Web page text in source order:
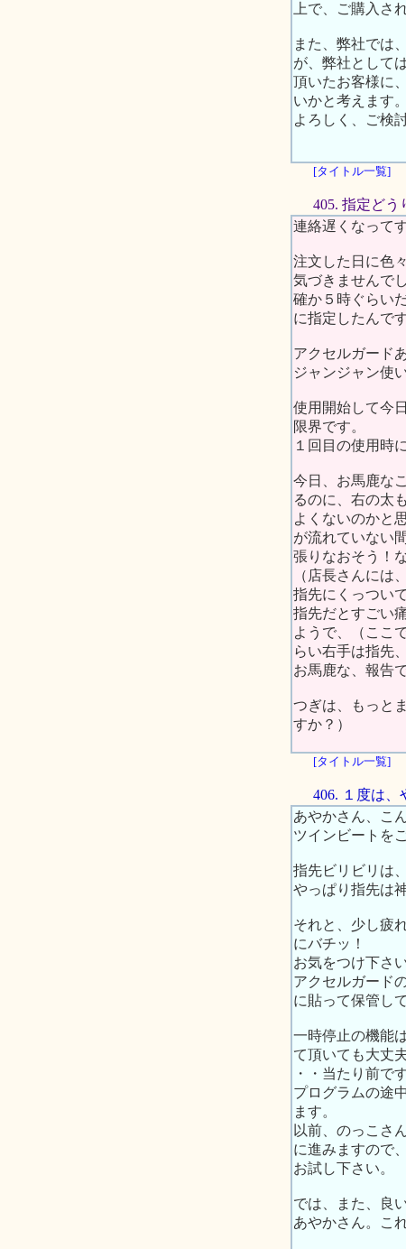
上で、ご購入さ
また、弊社では
が、弊社として
頂いたお客様に
いかと考えます。
よろしく、ご検
[タイトル一覧]
405. 指定どう
連絡遅くなって
注文した日に色
気づきませんで
確か５時ぐらい
に指定したんです
アクセルガード
ジャンジャン使
使用開始して今
限界です。
１回目の使用時
今日、お馬鹿な
るのに、右の太
よくないのかと
が流れていない
張りなおそう！
（店長さんには
指先にくっつい
指先だとすごい
ようで、（ここ
らい右手は指先
お馬鹿な、報告
つぎは、もっと
すか？）
[タイトル一覧]
406. １度は、
あやかさん、こ
ツインビートを
指先ビリビリは
やっぱり指先は
それと、少し疲
にバチッ！
お気をつけ下さい
アクセルガード
に貼って保管し
一時停止の機能
て頂いても大丈
・・当たり前で
プログラムの途
ます。
以前、のっこさ
に進みますので
お試し下さい。
では、また、良
あやかさん。こ